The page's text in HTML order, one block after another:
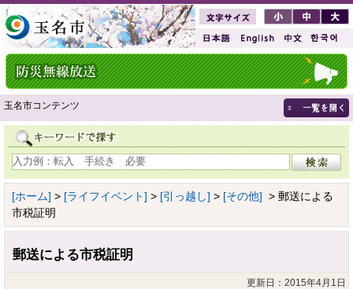
玉名市コンテンツ
[ホーム] > [ライフイベント] > [引っ越し] > [その他] > 郵送による
市税証明
郵送による市税証明
更新日：2015年4月1日